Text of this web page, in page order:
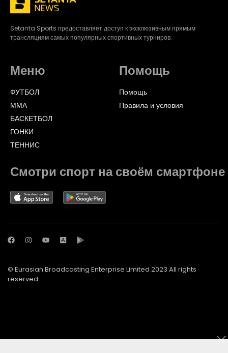
Setanta Sports предоставляет доступ к эксклюзивным прямым
трансляциям самых популярных спортивных турниров.
Меню
ФУТБОЛ
ММА
БАСКЕТБОЛ
ГОНКИ
ТЕННИС
Помощь
Помощь
Правила и условия
Смотри спорт на своём смартфоне
© Eurasian Broadcasting Enterprise Limited 2023 All rights
reserved